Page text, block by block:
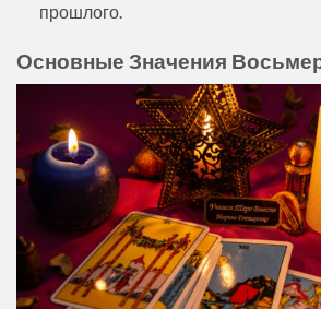
прошлого.
Основные Значения